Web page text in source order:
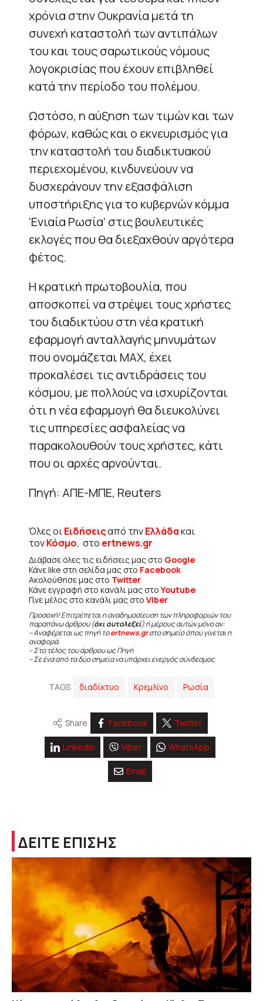
χρόνια στην Ουκρανία μετά τη
συνεχή καταστολή των αντιπάλων
του και τους σαρωτικούς νόμους
λογοκρισίας που έχουν επιβληθεί
κατά την περίοδο του πολέμου.
Ωστόσο, η αύξηση των τιμών και των
φόρων, καθώς και ο εκνευρισμός για
την καταστολή του διαδικτυακού
περιεχομένου, κινδυνεύουν να
δυσχεράνουν την εξασφάλιση
υποστήριξης για το κυβερνών κόμμα
‘Ενιαία Ρωσία’ στις βουλευτικές
εκλογές που θα διεξαχθούν αργότερα
φέτος.
Η κρατική πρωτοβουλία, που
αποσκοπεί να στρέψει τους χρήστες
του διαδικτύου στη νέα κρατική
εφαρμογή ανταλλαγής μηνυμάτων
που ονομάζεται MAX, έχει
προκαλέσει τις αντιδράσεις του
κόσμου, με πολλούς να ισχυρίζονται
ότι η νέα εφαρμογή θα διευκολύνει
τις υπηρεσίες ασφαλείας να
παρακολουθούν τους χρήστες, κάτι
που οι αρχές αρνούνται.
Πηγή: ΑΠΕ-ΜΠΕ, Reuters
Όλες οιΕιδήσειςαπό τηνΕλλάδακαι
τονΚόσμο, στο ertnews.gr
Διάβασε όλες τις ειδήσεις μας στο Google
Κάνε like στη σελίδα μας στο Facebook
Ακολούθησε μας στο Twitter
Κάνε εγγραφή στο κανάλι μας στοYoutube
Γίνε μέλος στο κανάλι μας στο Viber
Προσοχή! Επιτρέπεται η αναδημοσίευση των πληροφοριών του
παραπάνω άρθρου (όχι αυτολεξεί) ή μέρους αυτών μόνο αν:
– Αναφέρεται ως πηγή τοertnews.grστο σημείο όπου γίνεται η
αναφορά.
– Στο τέλος του άρθρου ως Πηγή
– Σε ένα από τα δύο σημεία να υπάρχει ενεργός σύνδεσμος
TAGS διαδίκτυο Κρεμλίνο Ρωσία
Share Facebook Twitter
Linkedin Viber WhatsApp
Email
ΔΕΙΤΕ ΕΠΙΣΗΣ